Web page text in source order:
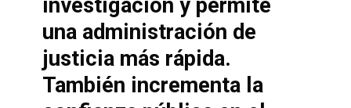
investigación y permite
una administración de
justicia más rápida.
También incrementa la